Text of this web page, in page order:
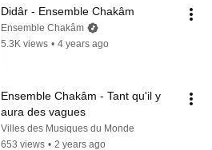
Didâr - Ensemble Chakâm
Ensemble Chakâm
5.3K views • 4 years ago
Ensemble Chakâm - Tant qu'il y
aura des vagues
Villes des Musiques du Monde
653 views • 2 years ago